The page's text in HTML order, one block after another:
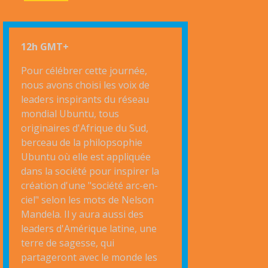
12h GMT+
Pour célébrer cette journée,
nous avons choisi les voix de
leaders inspirants du réseau
mondial Ubuntu, tous
originaires d'Afrique du Sud,
berceau de la philopsophie
Ubuntu où elle est appliquée
dans la société pour inspirer la
création d'une "société arc-en-
ciel" selon les mots de Nelson
Mandela. Il y aura aussi des
leaders d'Amérique latine, une
terre de sagesse, qui
partageront avec le monde les